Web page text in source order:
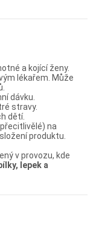
a kojící ženy.
lékařem. Může
dávku.
stravy.
dětí.
na
produktu.
v provozu, kde
lepek a